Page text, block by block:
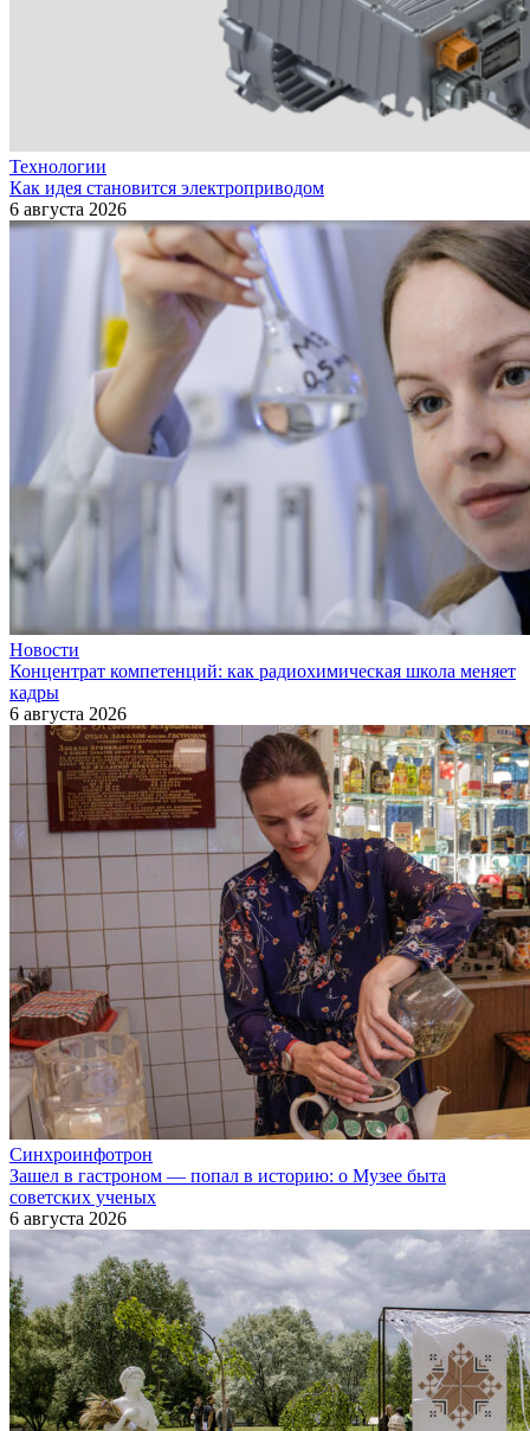
Технологии
Как идея становится электроприводом
6 августа 2026
Новости
Концентрат компетенций: как радиохимическая школа меняет
кадры
6 августа 2026
Синхроинфотрон
Зашел в гастроном — попал в историю: о Музее быта
советских ученых
6 августа 2026